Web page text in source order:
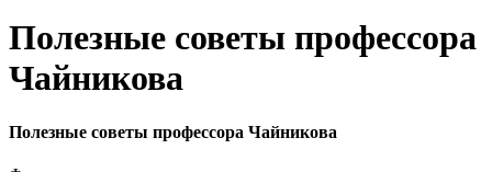
Полезные советы профессора
Чайникова
Полезные советы профессора Чайникова